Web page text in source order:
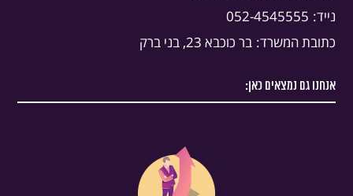
נייד: 052-4545555
כתובת המשרד: בר כוכבא 23, בני ברק
אנחנו גם נמצאים כאן: